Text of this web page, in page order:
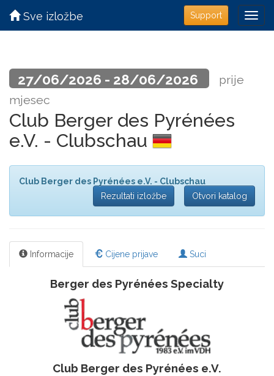
Support
Sve izložbe
27/06/2026 - 28/06/2026
prije
mjesec
Club Berger des Pyrénées
e.V. - Clubschau
Club Berger des Pyrénées e.V. - Clubschau
Rezultati izložbe
Otvori katalog
Informacije Cijene prijave Suci
Berger des Pyrénées Specialty
Club Berger des Pyrénées e.V.